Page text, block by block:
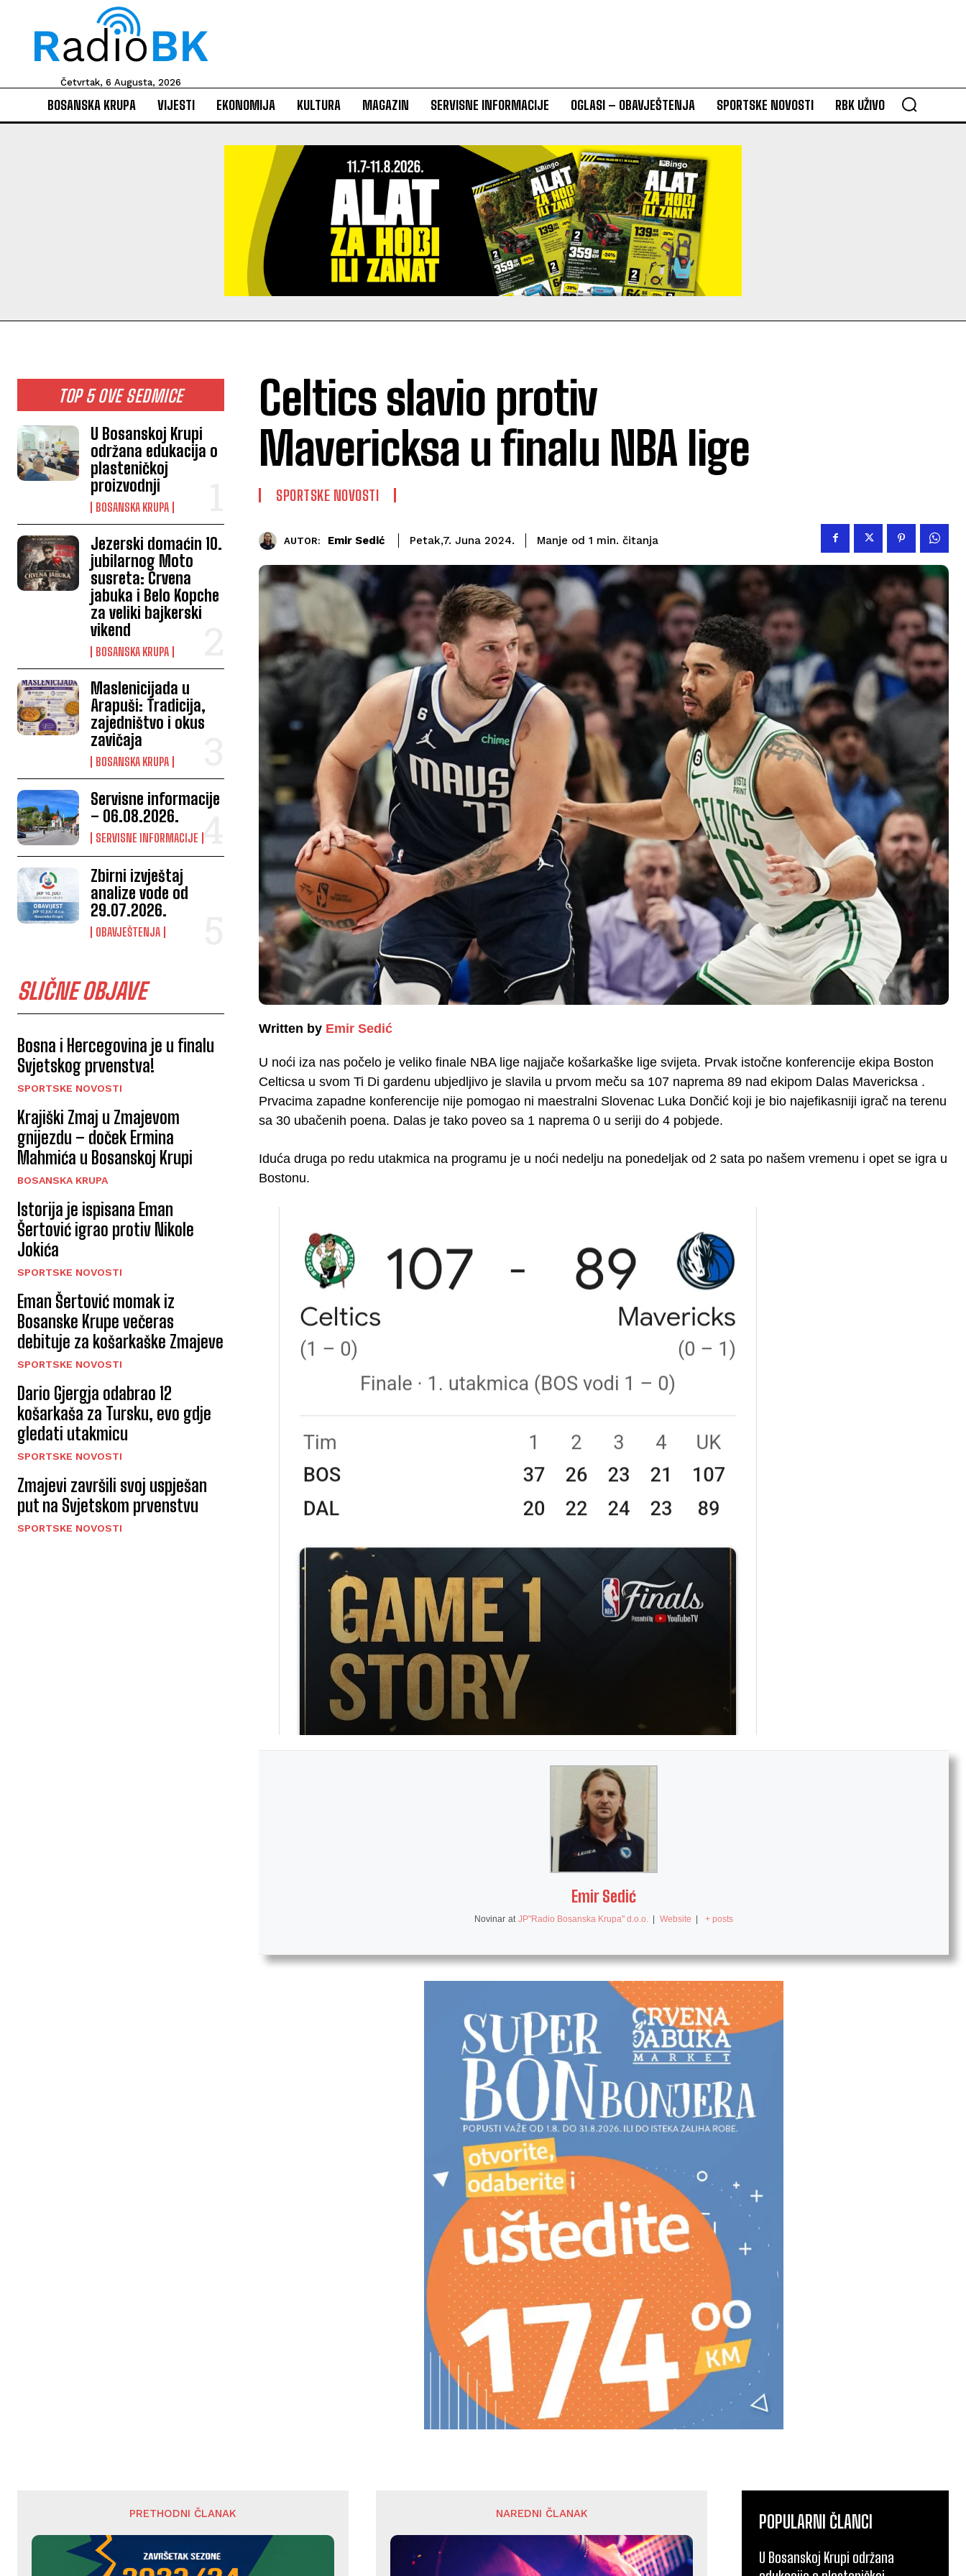
Četvrtak, 6 Augusta, 2026
BOSANSKA KRUPA VIJESTI EKONOMIJA KULTURA MAGAZIN SERVISNE INFORMACIJE OGLASI – OBAVJEŠTENJA SPORTSKE NOVOSTI RBK UŽIVO
TOP 5 OVE SEDMICE
U Bosanskoj Krupi
održana edukacija o
plasteničkoj
proizvodnji
BOSANSKA KRUPA
Jezerski domaćin 10.
jubilarnog Moto
susreta: Crvena
jabuka i Belo Kopche
za veliki bajkerski
vikend
BOSANSKA KRUPA
Maslenicijada u
Arapuši: Tradicija,
zajedništvo i okus
zavičaja
BOSANSKA KRUPA
Servisne informacije
– 06.08.2026.
SERVISNE INFORMACIJE
Zbirni izvještaj
analize vode od
29.07.2026.
OBAVJEŠTENJA
SLIČNE OBJAVE
Bosna i Hercegovina je u finalu
Svjetskog prvenstva!
SPORTSKE NOVOSTI
Krajiški Zmaj u Zmajevom
gnijezdu – doček Ermina
Mahmića u Bosanskoj Krupi
BOSANSKA KRUPA
Istorija je ispisana Eman
Šertović igrao protiv Nikole
Jokića
SPORTSKE NOVOSTI
Eman Šertović momak iz
Bosanske Krupe večeras
debituje za košarkaške Zmajeve
SPORTSKE NOVOSTI
Dario Gjergja odabrao 12
košarkaša za Tursku, evo gdje
gledati utakmicu
SPORTSKE NOVOSTI
Zmajevi završili svoj uspješan
put na Svjetskom prvenstvu
SPORTSKE NOVOSTI
Celtics slavio protiv
Mavericksa u finalu NBA lige
SPORTSKE NOVOSTI
AUTOR: Emir Sedić Petak,7. Juna 2024. Manje od 1 min. čitanja
Written by Emir Sedić
U noći iza nas počelo je veliko finale NBA lige najjače košarkaške lige svijeta. Prvak istočne konferencije ekipa Boston
Celticsa u svom Ti Di gardenu ubjedljivo je slavila u prvom meču sa 107 naprema 89 nad ekipom Dalas Mavericksa .
Prvacima zapadne konferencije nije pomogao ni maestralni Slovenac Luka Dončić koji je bio najefikasniji igrač na terenu
sa 30 ubačenih poena. Dalas je tako poveo sa 1 naprema 0 u seriji do 4 pobjede.
Iduća druga po redu utakmica na programu je u noći nedelju na ponedeljak od 2 sata po našem vremenu i opet se igra u
Bostonu.
Emir Sedić
Novinar at JP"Radio Bosanska Krupa" d.o.o. Website + posts
PRETHODNI ČLANAK NAREDNI ČLANAK POPULARNI ČLANCI
U Bosanskoj Krupi održana